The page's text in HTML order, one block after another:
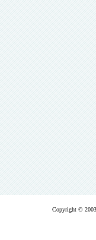
Copyright ©